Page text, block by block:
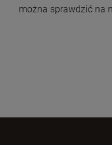
można sprawdzić na